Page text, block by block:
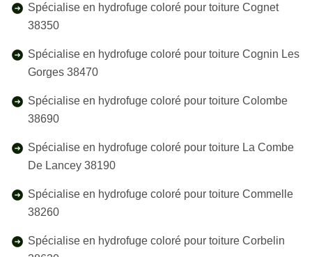
Spécialise en hydrofuge coloré pour toiture Cognet
38350
Spécialise en hydrofuge coloré pour toiture Cognin Les
Gorges 38470
Spécialise en hydrofuge coloré pour toiture Colombe
38690
Spécialise en hydrofuge coloré pour toiture La Combe
De Lancey 38190
Spécialise en hydrofuge coloré pour toiture Commelle
38260
Spécialise en hydrofuge coloré pour toiture Corbelin